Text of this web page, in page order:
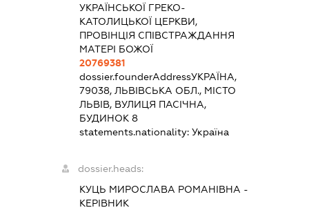
УКРАЇНСЬКОЇ ГРЕКО-
КАТОЛИЦЬКОЇ ЦЕРКВИ,
ПРОВІНЦІЯ СПІВСТРАЖДАННЯ
МАТЕРІ БОЖОЇ
20769381
dossier.founderAddressУКРАЇНА,
79038, ЛЬВІВСЬКА ОБЛ., МІСТО
ЛЬВІВ, ВУЛИЦЯ ПАСІЧНА,
БУДИНОК 8
statements.nationality: Україна
dossier.heads:
КУЦЬ МИРОСЛАВА РОМАНІВНА -
КЕРІВНИК